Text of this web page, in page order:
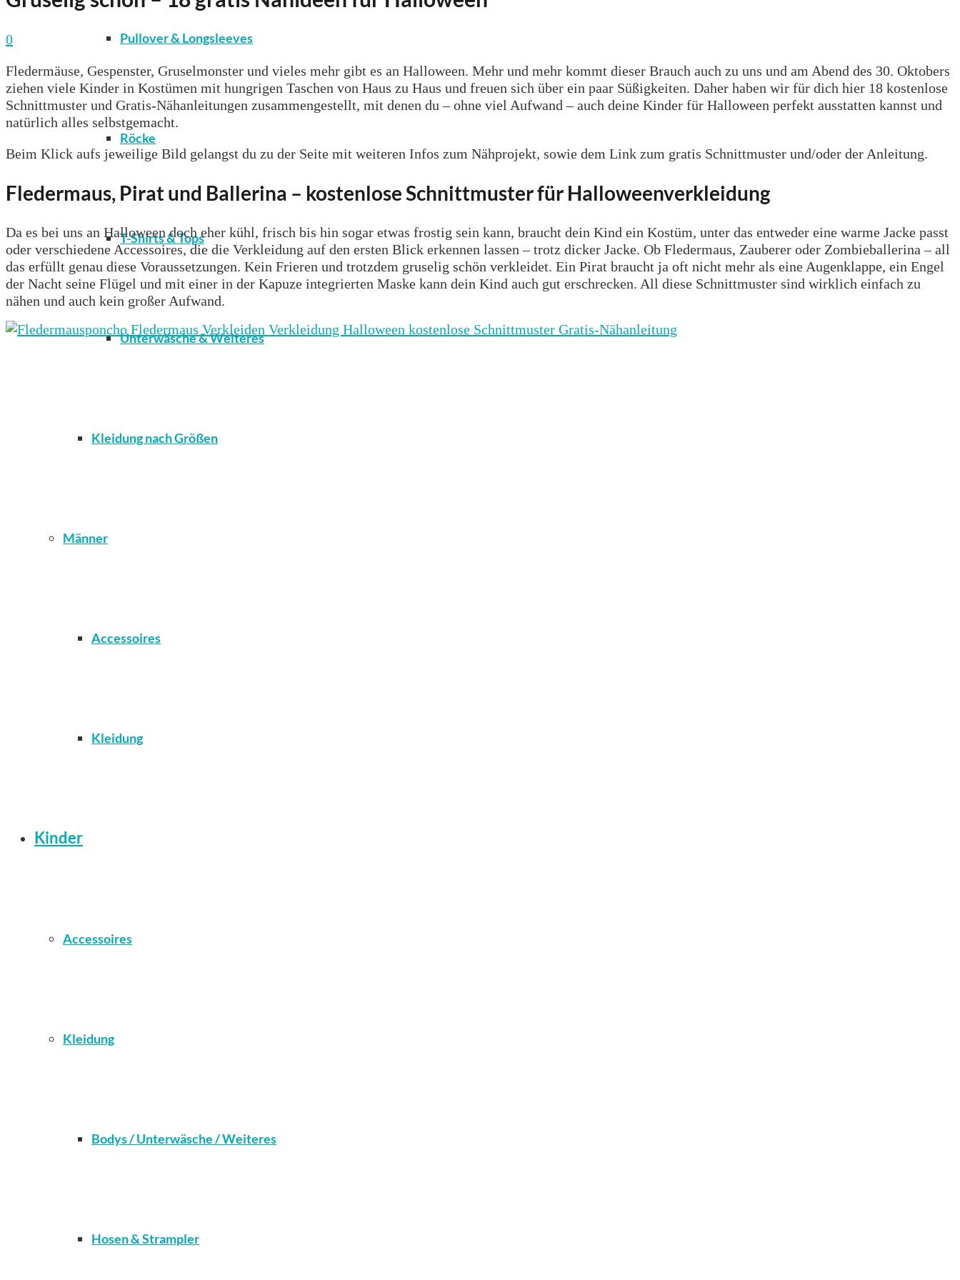
Pullover & Longsleeves
Röcke
T-Shirts & Tops
Unterwäsche & Weiteres
Kleidung nach Größen
Männer
Accessoires
Kleidung
Kinder
Accessoires
Kleidung
Bodys / Unterwäsche / Weiteres
Hosen & Strampler
0
Fledermäuse, Gespenster, Gruselmonster und vieles mehr gibt es an Halloween. Mehr und mehr kommt dieser Brauch auch zu uns und am Abend des 30. Oktobers
ziehen viele Kinder in Kostümen mit hungrigen Taschen von Haus zu Haus und freuen sich über ein paar Süßigkeiten. Daher haben wir für dich hier 18 kostenlose
Schnittmuster und Gratis-Nähanleitungen zusammengestellt, mit denen du – ohne viel Aufwand – auch deine Kinder für Halloween perfekt ausstatten kannst und
natürlich alles selbstgemacht.
Beim Klick aufs jeweilige Bild gelangst du zu der Seite mit weiteren Infos zum Nähprojekt, sowie dem Link zum gratis Schnittmuster und/oder der Anleitung.
Fledermaus, Pirat und Ballerina – kostenlose Schnittmuster für Halloweenverkleidung
Da es bei uns an Halloween doch eher kühl, frisch bis hin sogar etwas frostig sein kann, braucht dein Kind ein Kostüm, unter das entweder eine warme Jacke passt
oder verschiedene Accessoires, die die Verkleidung auf den ersten Blick erkennen lassen – trotz dicker Jacke. Ob Fledermaus, Zauberer oder Zombieballerina – all
das erfüllt genau diese Voraussetzungen. Kein Frieren und trotzdem gruselig schön verkleidet. Ein Pirat braucht ja oft nicht mehr als eine Augenklappe, ein Engel
der Nacht seine Flügel und mit einer in der Kapuze integrierten Maske kann dein Kind auch gut erschrecken. All diese Schnittmuster sind wirklich einfach zu
nähen und auch kein großer Aufwand.